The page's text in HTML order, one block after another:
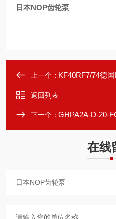
日本NOP齿轮泵
上一个： KF40RF7/74德
返回列表
下一个： GHPA2A-D-20-
在线